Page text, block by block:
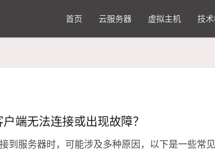
首页 云服务器 虚拟主机 技
端无法连接或出现故障？
到服务器时，可能涉及多种原因，以下是一些常